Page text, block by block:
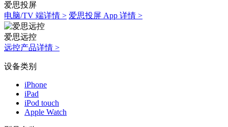
爱思投屏
电脑/TV 端详情 > 爱思投屏 App 详情 >
爱思远控
远控产品详情 >
设备类别
iPhone
iPad
iPod touch
Apple Watch